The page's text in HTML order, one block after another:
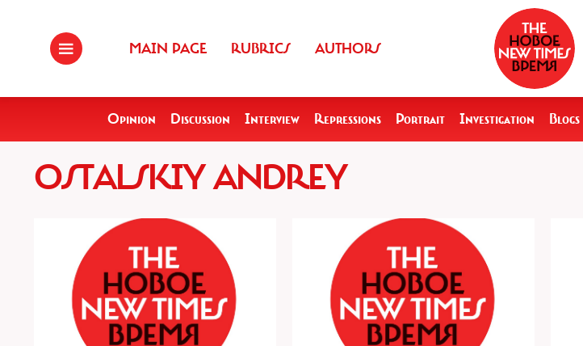
MAIN PAGE RUBRICS AUTHORS
Opinion Discussion Interview Repressions Portrait Investigation Blogs
OSTALSKIY ANDREY